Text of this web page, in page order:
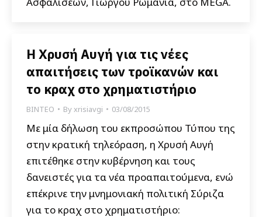
Η Χρυσή Αυγή για τις νέες
απαιτήσεις των τροϊκανών και
το κραχ στο χρηματιστήριο
ΒΙΝΤΕΟ Byxrisiavgi 03/08/2015
Με μία δήλωση του εκπροσώπου Τύπου της
στην κρατική τηλεόραση, η Χρυσή Αυγή
επιτέθηκε στην κυβέρνηση και τους
δανειστές για τα νέα προαπαιτούμενα, ενώ
επέκρινε την μνημονιακή πολιτική Σύριζα
για το κραχ στο χρηματιστήριο: